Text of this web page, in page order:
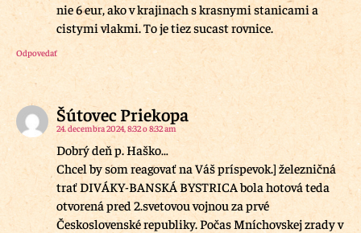
nie 6 eur, ako v krajinach s krasnymi stanicami a
cistymi vlakmi. To je tiez sucast rovnice.
Odpovedať
Šútovec Priekopa
24. decembra 2024, 8:32 o 8:32 am
Dobrý deň p. Haško…
Chcel by som reagovať na Váš príspevok.] železničná
trať DIVÁKY-BANSKÁ BYSTRICA bola hotová teda
otvorená pred 2.svetovou vojnou za prvé
Československé republiky. Počas Mníchovskej zrady v